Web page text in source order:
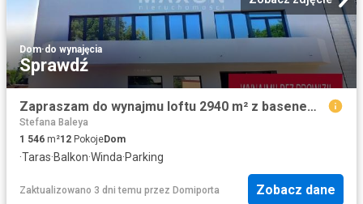
Dom·do wynajęcia
Sprawdź
Zapraszam do wynajmu loftu 2940 m² z basenem i tarasem
Stefana Baleya
1 546 m²12 PokojeDom
·Taras·Balkon·Winda·Parking
Zaktualizowano 3 dni temu przez Domiporta Zobacz dane